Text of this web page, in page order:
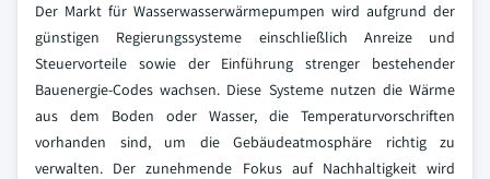
Der Markt für Wasserwasserwärmepumpen wird aufgrund der
günstigen Regierungssysteme einschließlich Anreize und
Steuervorteile sowie der Einführung strenger bestehender
Bauenergie-Codes wachsen. Diese Systeme nutzen die Wärme
aus dem Boden oder Wasser, die Temperaturvorschriften
vorhanden sind, um die Gebäudeatmosphäre richtig zu
verwalten. Der zunehmende Fokus auf Nachhaltigkeit wird